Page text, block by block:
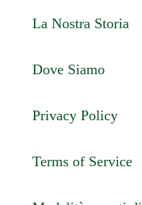
La Nostra Storia
Dove Siamo
Privacy Policy
Terms of Service